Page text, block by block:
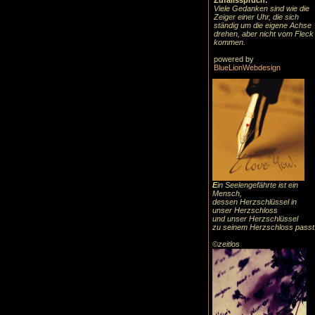
Viele Gedanken sind wie die
Zeiger einer Uhr, die sich
ständig um die eigene Achse
drehen, aber nicht vom Fleck
kommen.
powered by
BlueLionWebdesign
Ein Seelengefährte ist ein
Mensch,
dessen Herzschlüssel in
unser Herzschloss
und unser Herzschlüssel
zu seinem Herzschloss
©zeitlos